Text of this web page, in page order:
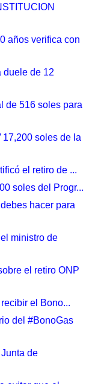
años verifica con
duele de 12
de 516 soles para
soles de la
el retiro de ...
soles del Progr...
hacer para
ministro de
el retiro ONP
el Bono...
del #BonoGas
de